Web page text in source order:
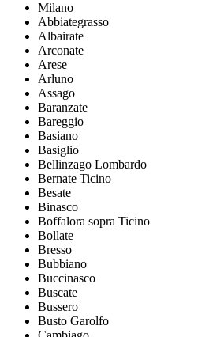
Milano
Abbiategrasso
Albairate
Arconate
Arese
Arluno
Assago
Baranzate
Bareggio
Basiano
Basiglio
Bellinzago Lombardo
Bernate Ticino
Besate
Binasco
Boffalora sopra Ticino
Bollate
Bresso
Bubbiano
Buccinasco
Buscate
Bussero
Busto Garolfo